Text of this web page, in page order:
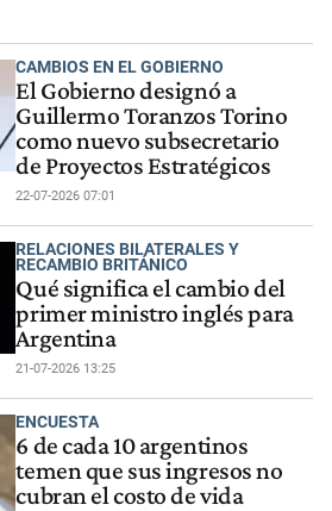
CAMBIOS EN EL GOBIERNO
El Gobierno designó a
Guillermo Toranzos Torino
como nuevo subsecretario
de Proyectos Estratégicos
22-07-2026 07:01
RELACIONES BILATERALES Y
RECAMBIO BRITÁNICO
Qué significa el cambio del
primer ministro inglés para
Argentina
21-07-2026 13:25
ENCUESTA
6 de cada 10 argentinos
temen que sus ingresos no
cubran el costo de vida